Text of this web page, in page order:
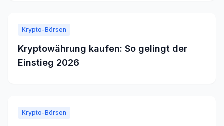
Krypto-Börsen
Kryptowährung kaufen: So gelingt der
Einstieg 2026
Krypto-Börsen